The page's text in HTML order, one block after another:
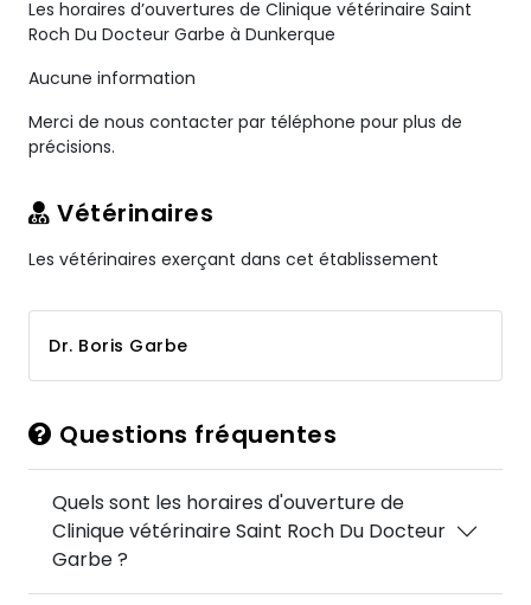
Les horaires d’ouvertures de Clinique vétérinaire Saint
Roch Du Docteur Garbe à Dunkerque
Aucune information
Merci de nous contacter par téléphone pour plus de
précisions.
Vétérinaires
Les vétérinaires exerçant dans cet établissement
Dr. Boris Garbe
Questions fréquentes
Quels sont les horaires d'ouverture de
Clinique vétérinaire Saint Roch Du Docteur
Garbe ?